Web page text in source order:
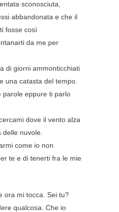
sconosciuta,
abbandonata e che il
fosse così
da me per
di giorni ammonticchiati
una catasta del tempo.
parole eppure ti parlo
dove il vento alza
nuvole.
come io non
te e di tenerti fra le mie
ora mi tocca. Sei tu?
qualcosa. Che io